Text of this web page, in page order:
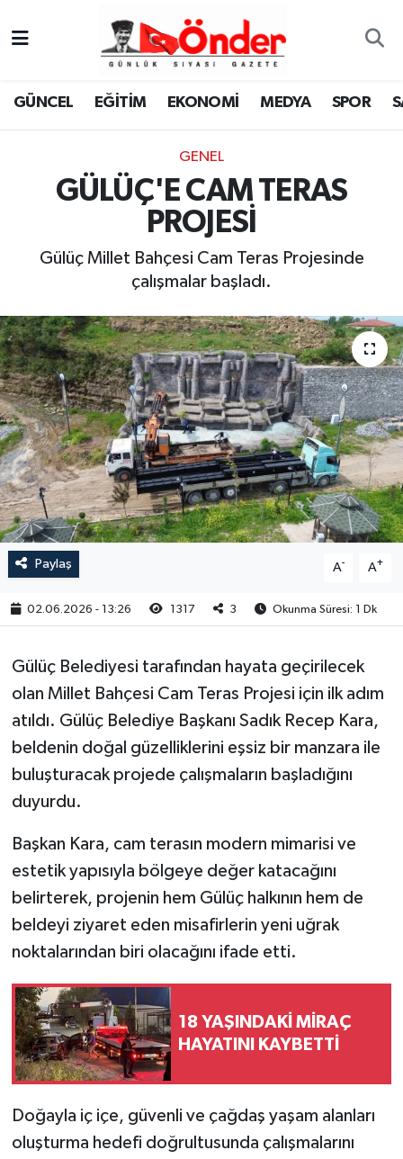
GÜNCEL EĞİTİM EKONOMİ MEDYA SPOR
GENEL
GÜLÜÇ'E CAM TERAS
PROJESİ
Gülüç Millet Bahçesi Cam Teras Projesinde
çalışmalar başladı.
Paylaş A- A+
02.06.2026 - 13:26 1317 3 Okunma Süresi: 1 Dk
Gülüç Belediyesi tarafından hayata geçirilecek
olan Millet Bahçesi Cam Teras Projesi için ilk adım
atıldı. Gülüç Belediye Başkanı Sadık Recep Kara,
beldenin doğal güzelliklerini eşsiz bir manzara ile
buluşturacak projede çalışmaların başladığını
duyurdu.
Başkan Kara, cam terasın modern mimarisi ve
estetik yapısıyla bölgeye değer katacağını
belirterek, projenin hem Gülüç halkının hem de
beldeyi ziyaret eden misafirlerin yeni uğrak
noktalarından biri olacağını ifade etti.
18 YAŞINDAKİ MİRAÇ
HAYATINI KAYBETTİ
Doğayla iç içe, güvenli ve çağdaş yaşam alanları
oluşturma hedefi doğrultusunda çalışmalarını
GÜNCEL
MEDYA
SPOR
KÜLTÜR-SANAT
YAŞAM
RESMİ İLAN
Zonguldak Nöbetçi Eczaneler
Zonguldak Namaz Vakitleri
Zonguldak Trafik Yoğunluk Haritası
TFF 3.Lig 4.Grup Puan Durumu ve Fikstür
Son Dakika Haberleri
Haber Arşivi